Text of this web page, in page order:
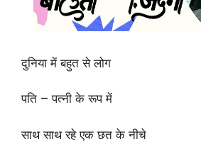
दुनिया में बहुत से लोग
पति – पत्नी के रूप में
साथ साथ रहे एक छत के नीचे